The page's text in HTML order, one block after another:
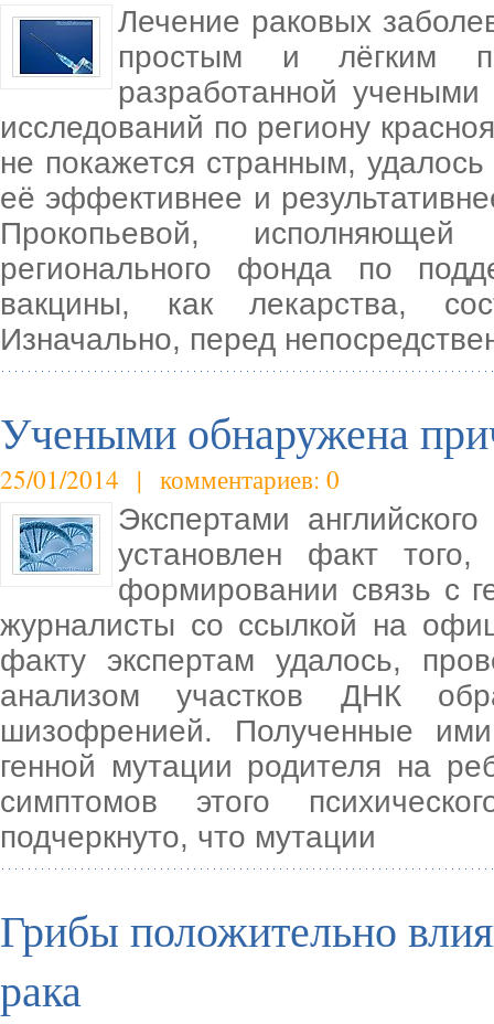
Лечение раковых
простым и лёгким
разработанной
исследований по региону
не покажется странным,
её эффективнее и
Прокопьевой,
регионального фонда по
вакцины, как лекарства,
Изначально, перед
Учеными обнаружена
25/01/2014 | комментариев: 0
Экспертами
установлен факт
формировании связь с
журналисты со ссылкой на
факту экспертам удалось,
анализом участков ДНК
шизофренией. Полученные
генной мутации родителя на
симптомов этого
подчеркнуто, что мутации
Грибы положительно
рака